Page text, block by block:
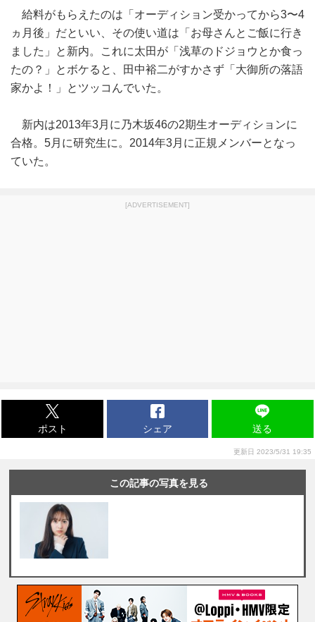
給料がもらえたのは「オーディション受かってから3〜4
ヵ月後」だといい、その使い道は「お母さんとご飯に行き
ました」と新内。これに太田が「浅草のドジョウとか食っ
たの？」とボケると、田中裕二がすかさず「大御所の落語
家かよ！」とツッコんでいた。
新内は2013年3月に乃木坂46の2期生オーディションに
合格。5月に研究生に。2014年3月に正規メンバーとなっ
ていた。
[ADVERTISEMENT]
ポスト シェア 送る
更新日 2023/5/31 19:35
この記事の写真を見る